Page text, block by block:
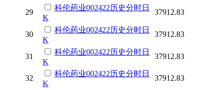
29
科伦药业002422历史分时日
K
37912.83
30
科伦药业002422历史分时日
K
37912.83
31
科伦药业002422历史分时日
K
37912.83
32
科伦药业002422历史分时日
K
37912.83